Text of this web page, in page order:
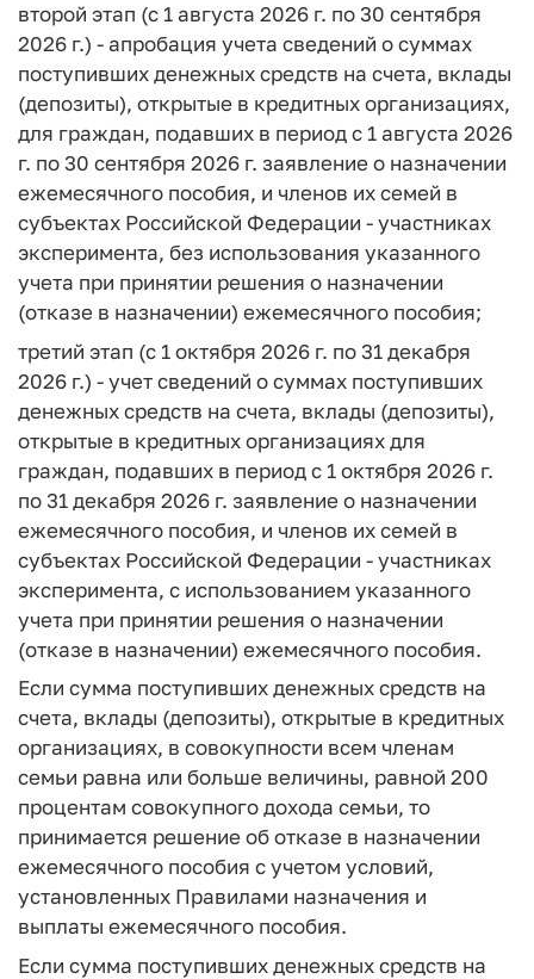
второй этап (с 1 августа 2026 г. по 30 сентября
2026 г.) - апробация учета сведений о суммах
поступивших денежных средств на счета, вклады
(депозиты), открытые в кредитных организациях,
для граждан, подавших в период с 1 августа 2026
г. по 30 сентября 2026 г. заявление о назначении
ежемесячного пособия, и членов их семей в
субъектах Российской Федерации - участниках
эксперимента, без использования указанного
учета при принятии решения о назначении
(отказе в назначении) ежемесячного пособия;
третий этап (с 1 октября 2026 г. по 31 декабря
2026 г.) - учет сведений о суммах поступивших
денежных средств на счета, вклады (депозиты),
открытые в кредитных организациях для
граждан, подавших в период с 1 октября 2026 г.
по 31 декабря 2026 г. заявление о назначении
ежемесячного пособия, и членов их семей в
субъектах Российской Федерации - участниках
эксперимента, с использованием указанного
учета при принятии решения о назначении
(отказе в назначении) ежемесячного пособия.
Если сумма поступивших денежных средств на
счета, вклады (депозиты), открытые в кредитных
организациях, в совокупности всем членам
семьи равна или больше величины, равной 200
процентам совокупного дохода семьи, то
принимается решение об отказе в назначении
ежемесячного пособия с учетом условий,
установленных Правилами назначения и
выплаты ежемесячного пособия.
Если сумма поступивших денежных средств на